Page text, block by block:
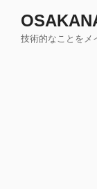
技術的なことをメ